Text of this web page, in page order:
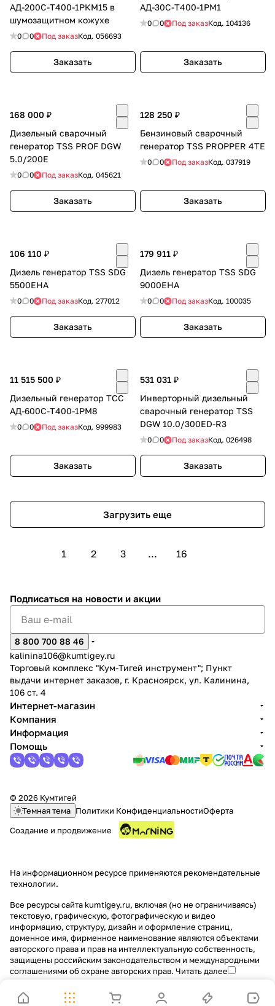
АД-200C-Т400-1РКМ15 в
шумозащитном кожухе
0 0 Под заказКод. 056693
Заказать
АД-30С-Т400-1РМ1
0 0 Под заказКод. 104136
Заказать
168 000 ₽
Дизельный сварочный
генератор TSS PROF DGW
5.0/200E
0 0 Под заказКод. 045621
Заказать
128 250 ₽
Бензиновый сварочный
генератор TSS PROPPER 4TE
0 0 Под заказКод. 037919
Заказать
106 110 ₽
Дизель генератор TSS SDG
5500EHA
0 0 Под заказКод. 277012
Заказать
179 911 ₽
Дизель генератор TSS SDG
9000EHA
0 0 Под заказКод. 100035
Заказать
11 515 500 ₽
Дизельный генератор ТСС
АД-600С-Т400-1РМ8
0 0 Под заказКод. 999983
Заказать
531 031 ₽
Инверторный дизельный
сварочный генератор TSS
DGW 10.0/300ED-R3
0 0 Под заказКод. 026498
Заказать
Загрузить еще
1 2 3 ... 16
Подписаться на новости и акции
8 800 700 88 46
kalinina106@kumtigey.ru
Торговый комплекс "Кум-Тигей инструмент"; Пункт
выдачи интернет заказов, г. Красноярск, ул. Калинина,
106 ст. 4
Интернет-магазин
Компания
Информация
Помощь
© 2026 Кумтигей
Темная тема Политики КонфиденциальностиОферта
Создание и продвижение
На информационном ресурсе применяются рекомендательные
технологии.
Все ресурсы сайта kumtigey.ru, включая (но не ограничиваясь)
текстовую, графическую, фотографическую и видео
информацию, структуру, дизайн и оформление страниц,
доменное имя, фирменное наименование являются объектами
авторского права и прав на интеллектуальную собственность,
защищены российским законодательством и международными
соглашениями об охране авторских прав. Читать далее